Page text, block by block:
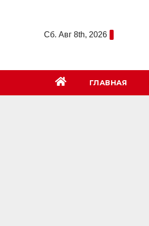
содержимомуСб. Авг 8th, 2026
ГЛАВНАЯ